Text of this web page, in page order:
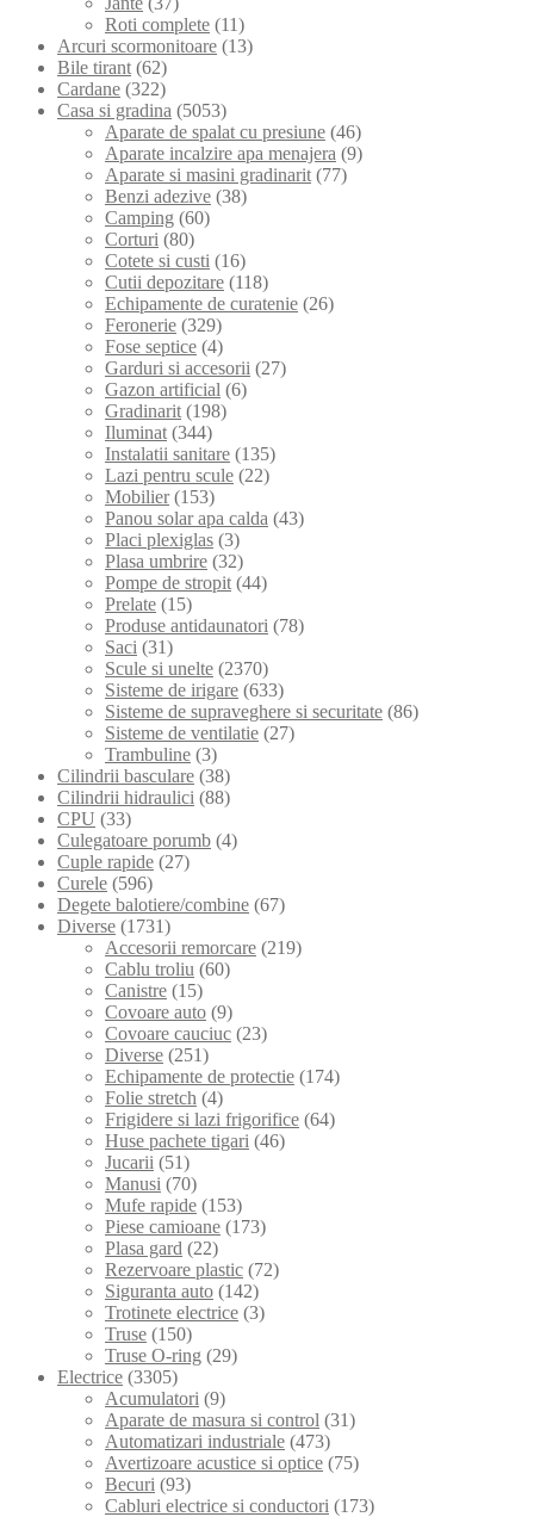
Roti complete (11)
Arcuri scormonitoare (13)
Bile tirant (62)
Cardane (322)
Casa si gradina (5053)
Aparate de spalat cu presiune (46)
Aparate incalzire apa menajera (9)
Aparate si masini gradinarit (77)
Benzi adezive (38)
Camping (60)
Corturi (80)
Cotete si custi (16)
Cutii depozitare (118)
Echipamente de curatenie (26)
Feronerie (329)
Fose septice (4)
Garduri si accesorii (27)
Gazon artificial (6)
Gradinarit (198)
Iluminat (344)
Instalatii sanitare (135)
Lazi pentru scule (22)
Mobilier (153)
Panou solar apa calda (43)
Placi plexiglas (3)
Plasa umbrire (32)
Pompe de stropit (44)
Prelate (15)
Produse antidaunatori (78)
Saci (31)
Scule si unelte (2370)
Sisteme de irigare (633)
Sisteme de supraveghere si securitate (86)
Sisteme de ventilatie (27)
Trambuline (3)
Cilindrii basculare (38)
Cilindrii hidraulici (88)
CPU (33)
Culegatoare porumb (4)
Cuple rapide (27)
Curele (596)
Degete balotiere/combine (67)
Diverse (1731)
Accesorii remorcare (219)
Cablu troliu (60)
Canistre (15)
Covoare auto (9)
Covoare cauciuc (23)
Diverse (251)
Echipamente de protectie (174)
Folie stretch (4)
Frigidere si lazi frigorifice (64)
Huse pachete tigari (46)
Jucarii (51)
Manusi (70)
Mufe rapide (153)
Piese camioane (173)
Plasa gard (22)
Rezervoare plastic (72)
Siguranta auto (142)
Trotinete electrice (3)
Truse (150)
Truse O-ring (29)
Electrice (3305)
Acumulatori (9)
Aparate de masura si control (31)
Automatizari industriale (473)
Avertizoare acustice si optice (75)
Becuri (93)
Cabluri electrice si conductori (173)